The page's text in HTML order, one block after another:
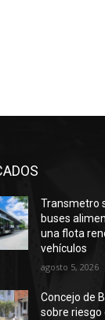
Transmetro
buses
una flota
vehículos
agosto 5, 2026
Concejo de
sobre riesgo